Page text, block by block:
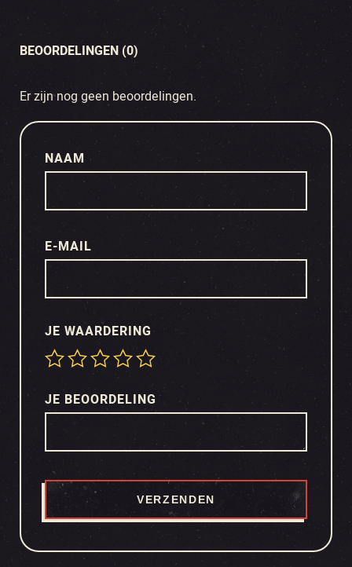
BEOORDELINGEN (0)
Er zijn nog geen beoordelingen.
JE WAARDERING
JE BEOORDELING
NAAM
E-MAIL